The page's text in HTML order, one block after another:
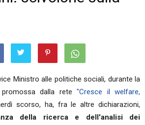
Ministro alle politiche sociali, durante la
promossa dalla rete"Cresce il welfare,
scorso, ha, fra le altre dichiarazioni,
della ricerca e dell'analisi dei